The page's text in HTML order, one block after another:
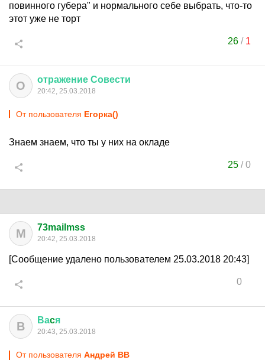
повинного губера" и нормального себе выбрать, что-то
этот уже не торт
26 / 1
О отражение Совести
20:42, 25.03.2018
От пользователя Егорка()
Знаем знаем, что ты у них на окладе
25 /0
M 73mailmss
20:42, 25.03.2018
[Сообщение удалено пользователем 25.03.2018 20:43]
0
В Ваcя
20:43, 25.03.2018
От пользователя Андрей ВВ